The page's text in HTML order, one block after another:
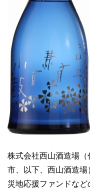
株式会社西山酒造場
市、以下、西山酒造
災地応援ファンドな